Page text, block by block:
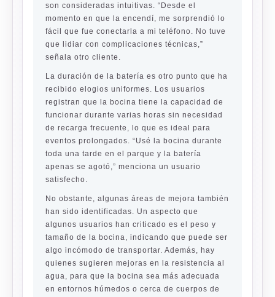
son consideradas intuitivas. “Desde el
momento en que la encendí, me sorprendió lo
fácil que fue conectarla a mi teléfono. No tuve
que lidiar con complicaciones técnicas,”
señala otro cliente.
La duración de la batería es otro punto que ha
recibido elogios uniformes. Los usuarios
registran que la bocina tiene la capacidad de
funcionar durante varias horas sin necesidad
de recarga frecuente, lo que es ideal para
eventos prolongados. “Usé la bocina durante
toda una tarde en el parque y la batería
apenas se agotó,” menciona un usuario
satisfecho.
No obstante, algunas áreas de mejora también
han sido identificadas. Un aspecto que
algunos usuarios han criticado es el peso y
tamaño de la bocina, indicando que puede ser
algo incómodo de transportar. Además, hay
quienes sugieren mejoras en la resistencia al
agua, para que la bocina sea más adecuada
en entornos húmedos o cerca de cuerpos de